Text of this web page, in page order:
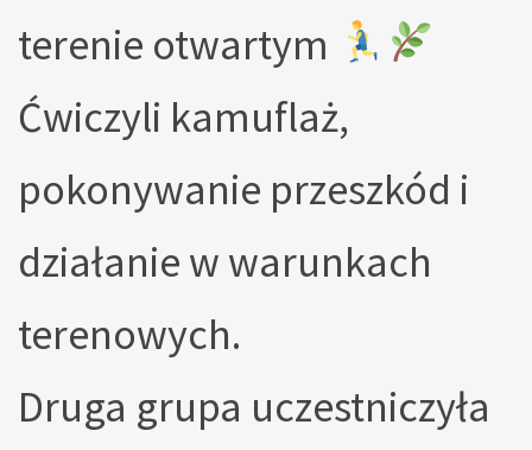
terenie otwartym
Ćwiczyli kamuflaż,
pokonywanie przeszkód i
działanie w warunkach
terenowych.
Druga grupa uczestniczyła